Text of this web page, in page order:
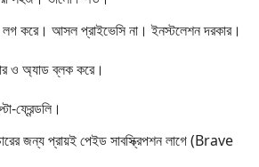
লগ করে। আসল প্রাইভেসি না। ইনস্টলেশন দরকার।
ও অ্যাড ব্লক করে।
ফ্রেন্ডলি।
জন্য প্রায়ই পেইড সাবস্ক্রিপশন লাগে (Brave